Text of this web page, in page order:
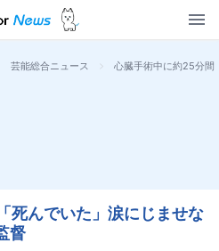
芸能総合ニュース > 心臓手術中に約25分間
死んでいた」涙にじませな
督